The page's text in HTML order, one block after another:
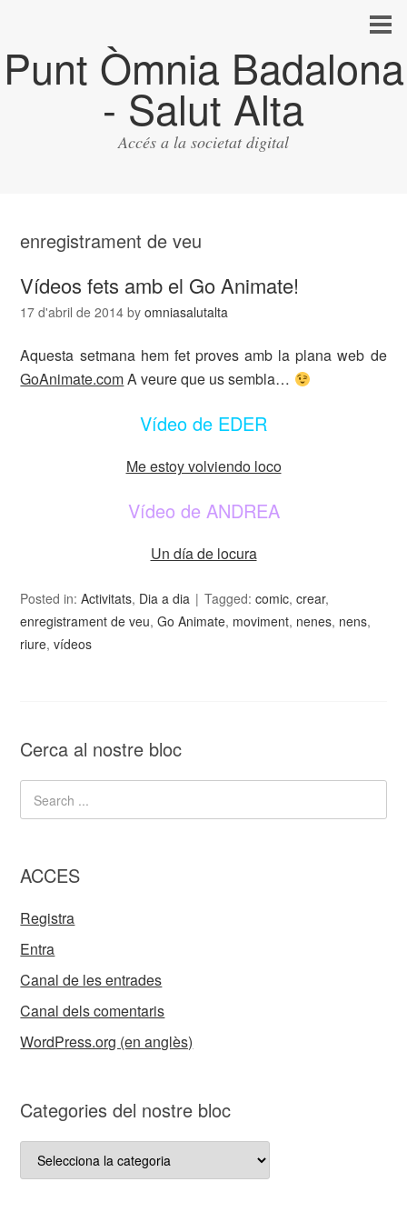
Punt Òmnia Badalona
- Salut Alta
Accés a la societat digital
enregistrament de veu
Vídeos fets amb el Go Animate!
17 d'abril de 2014 byomniasalutalta
Aquesta setmana hem fet proves amb la plana web de
GoAnimate.comA veure que us sembla…
Vídeo de EDER
Me estoy volviendo loco
Vídeo de ANDREA
Un día de locura
Posted in:Activitats, Dia a dia Tagged:comic,crear,
enregistrament de veu,Go Animate, moviment, nenes, nens,
riure,vídeos
Cerca al nostre bloc
ACCES
Registra
Entra
Canal de les entrades
Canal dels comentaris
WordPress.org (en anglès)
Categories del nostre bloc
Categories
del